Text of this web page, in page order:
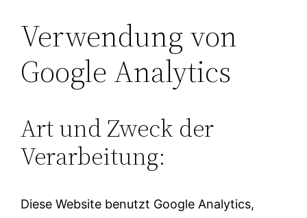
Verwendung von
Google Analytics
Art und Zweck der
Verarbeitung:
Diese Website benutzt Google Analytics,